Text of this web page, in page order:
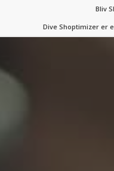
Bliv
Dive Shoptimizer er